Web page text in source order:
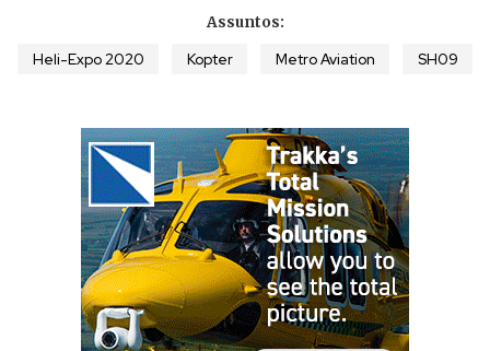
Assuntos:
Heli-Expo 2020 Kopter Metro Aviation SH09